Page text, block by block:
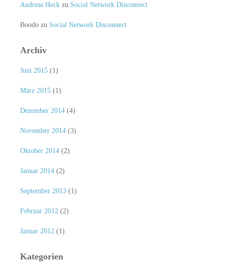
Andreas Heckzu Social Network Disconnect
Boodozu Social Network Disconnect
Archiv
Juni 2015(1)
März 2015(1)
Dezember 2014(4)
November 2014(3)
Oktober 2014(2)
Januar 2014(2)
September 2013(1)
Februar 2012 (2)
Januar 2012 (1)
Kategorien